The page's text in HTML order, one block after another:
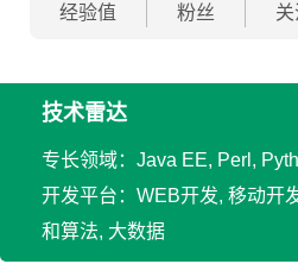
经验值 粉丝 关
技术雷达
专长领域：Java EE, Perl,
开发平台：WEB开发, 移动开
和算法, 大数据